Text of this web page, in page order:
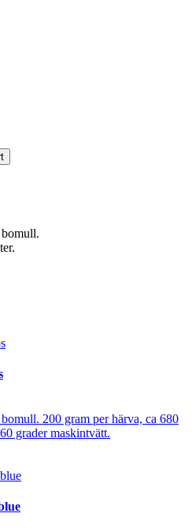
200 gram per härva, ca 680
grader maskintvätt.